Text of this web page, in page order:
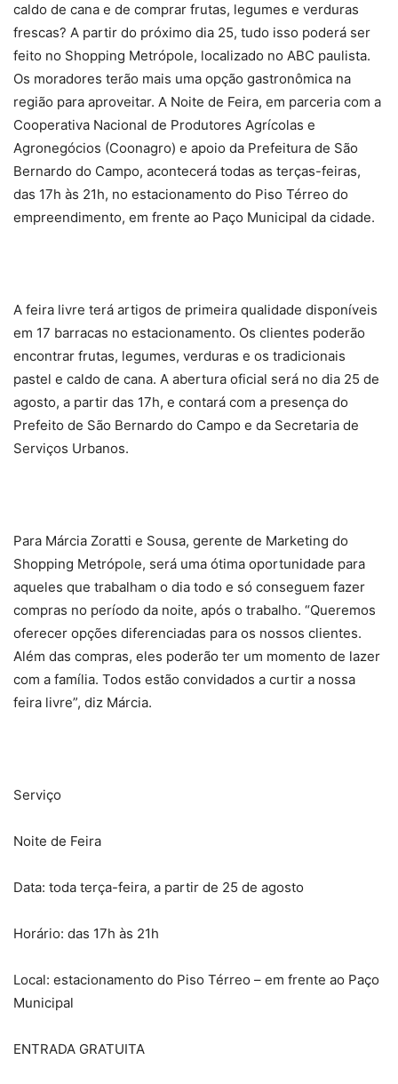
caldo de cana e de comprar frutas, legumes e verduras
frescas? A partir do próximo dia 25, tudo isso poderá ser
feito no Shopping Metrópole, localizado no ABC paulista.
Os moradores terão mais uma opção gastronômica na
região para aproveitar. A Noite de Feira, em parceria com a
Cooperativa Nacional de Produtores Agrícolas e
Agronegócios (Coonagro) e apoio da Prefeitura de São
Bernardo do Campo, acontecerá todas as terças-feiras,
das 17h às 21h, no estacionamento do Piso Térreo do
empreendimento, em frente ao Paço Municipal da cidade.
A feira livre terá artigos de primeira qualidade disponíveis
em 17 barracas no estacionamento. Os clientes poderão
encontrar frutas, legumes, verduras e os tradicionais
pastel e caldo de cana. A abertura oficial será no dia 25 de
agosto, a partir das 17h, e contará com a presença do
Prefeito de São Bernardo do Campo e da Secretaria de
Serviços Urbanos.
Para Márcia Zoratti e Sousa, gerente de Marketing do
Shopping Metrópole, será uma ótima oportunidade para
aqueles que trabalham o dia todo e só conseguem fazer
compras no período da noite, após o trabalho. “Queremos
oferecer opções diferenciadas para os nossos clientes.
Além das compras, eles poderão ter um momento de lazer
com a família. Todos estão convidados a curtir a nossa
feira livre”, diz Márcia.
Serviço
Noite de Feira
Data: toda terça-feira, a partir de 25 de agosto
Horário: das 17h às 21h
Local: estacionamento do Piso Térreo – em frente ao Paço
Municipal
ENTRADA GRATUITA